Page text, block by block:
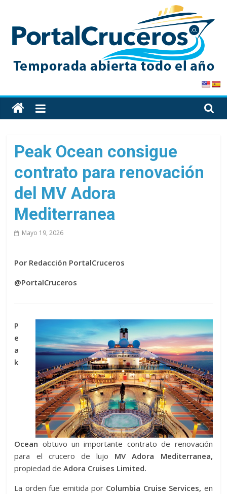
content
PortalCruceros
Toda
la
de
cruceros
en
solo
sitio
Peak Ocean consigue
contrato para renovación
del MV Adora
Mediterranea
Mayo 19, 2026
Por Redacción PortalCruceros
@PortalCruceros
P
e
a
k
Ocean obtuvo un importante contrato de renovación
para el crucero de lujo MV Adora Mediterranea,
propiedad de Adora Cruises Limited.
La orden fue emitida por Columbia Cruise Services, en